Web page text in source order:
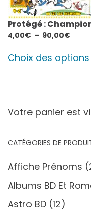
Protégé :
4,00€ – 90,00€Plage
prix :
Choix des options
Votre panier est
CATÉGORIES DE
Affiche Prénoms
Albums BD Et
Astro BD (12)